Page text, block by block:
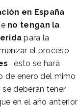
en España
no tengan la
para la
el proceso
, esto se hará
de enero del mimo
se deberán tener
en el año anterior